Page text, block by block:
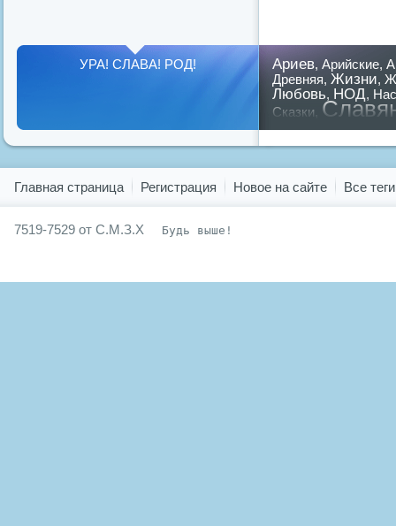
Ариев, Арийские,
Древняя, Жизни,
Любовь, НОД,
Сказки
предков,путин,
УРА! СЛАВА! РОД!
Главная страница Регистрация Новое на сайте Все теги
7519-7529 от С.М.З.Х Будь выше!